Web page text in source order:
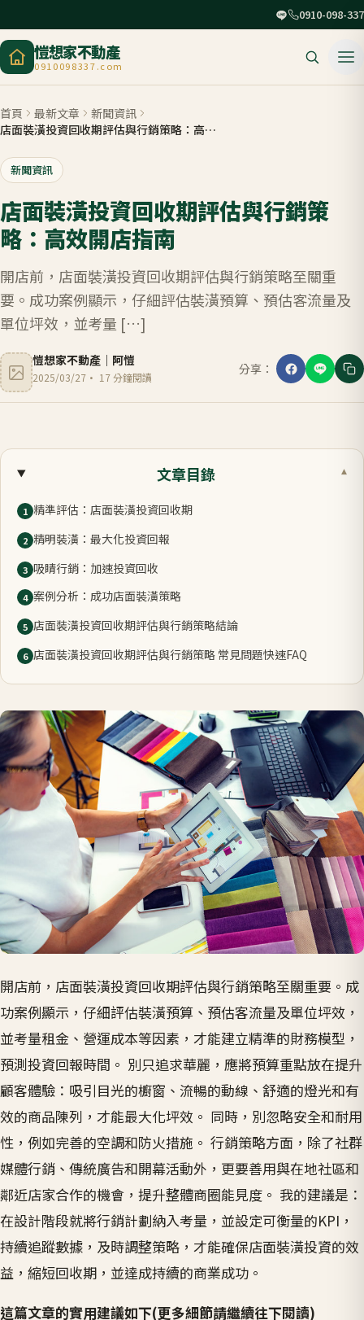
0910-098-337
愷想家不動產
0910098337.com
首頁 最新文章
新聞資訊
店面裝潢投資回收期評估與行銷策略：高效開店指南
新聞資訊
店面裝潢投資回收期評估與行銷策
略：高效開店指南
開店前，店面裝潢投資回收期評估與行銷策略至關重
要。成功案例顯示，仔細評估裝潢預算、預估客流量及
單位坪效，並考量 […]
愷想家不動產 ｜ 阿愷
2025/03/27 · 17分鐘閱讀
分享：
文章目錄 ▾
1 精準評估：店面裝潢投資回收期
2 精明裝潢：最大化投資回報
3 吸睛行銷：加速投資回收
4 案例分析：成功店面裝潢策略
5 店面裝潢投資回收期評估與行銷策略結論
6 店面裝潢投資回收期評估與行銷策略 常見問題快速FAQ
開店前，店面裝潢投資回收期評估與行銷策略至關重要。成
功案例顯示，仔細評估裝潢預算、預估客流量及單位坪效，
並考量租金、營運成本等因素，才能建立精準的財務模型，
預測投資回報時間。 別只追求華麗，應將預算重點放在提升
顧客體驗：吸引目光的櫥窗、流暢的動線、舒適的燈光和有
效的商品陳列，才能最大化坪效。 同時，別忽略安全和耐用
性，例如完善的空調和防火措施。 行銷策略方面，除了社群
媒體行銷、傳統廣告和開幕活動外，更要善用與在地社區和
鄰近店家合作的機會，提升整體商圈能見度。 我的建議是：
在設計階段就將行銷計劃納入考量，並設定可衡量的KPI，
持續追蹤數據，及時調整策略，才能確保店面裝潢投資的效
益，縮短回收期，並達成持續的商業成功。
這篇文章的實用建議如下(更多細節請繼續往下閱讀)